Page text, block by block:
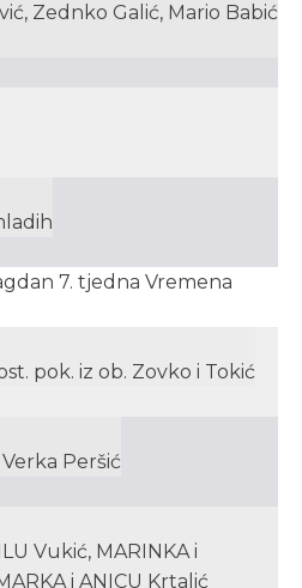
Zednko Galić, Mario Babić
7. tjedna Vremena
pok. iz ob. Zovko i Tokić
Peršić
Vukić, MARINKA i
i ANICU Krtalić